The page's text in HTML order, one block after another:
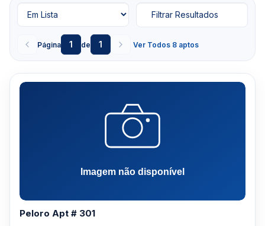
WhatsApp um corretor em Miami +1 305 540
5744
Para Vendas ligar no telefone no Brasil SP 11-
3957-0613
Página 1 de 1 Ver Todos 8 aptos
Filtrar Resultados
Peloro Apt # 301